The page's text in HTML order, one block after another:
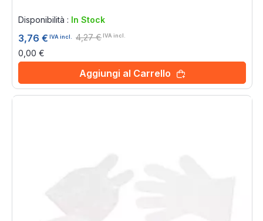
Disponibilità : In Stock
3,76 € IVA incl. 4,27 € IVA incl.
0,00 €
Aggiungi al Carrello